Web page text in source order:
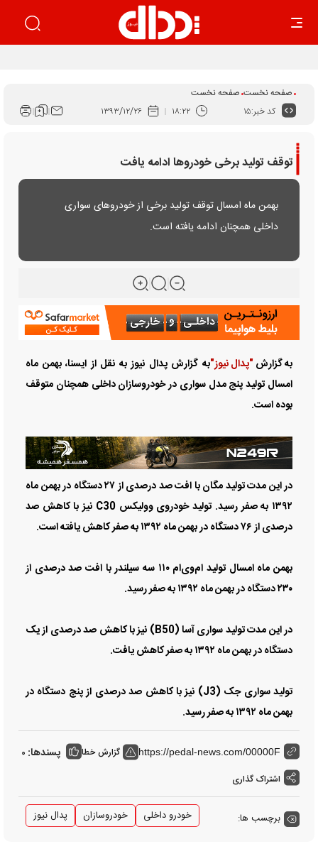
صفحه نخست صفحه نخست
کد خبر:۱۵ ۱۸:۲۲ ۱۳۹۳/۱۲/۲۶
توقف تولید برخی خودروها ادامه یافت
بهمن ماه امسال توقف تولید برخی از خودروهای سواری
داخلی همچنان ادامه یافته است.
به گزارش"پدال نیوز"به گزارش پدال نیوز به نقل از ایسنا، بهمن ماه
امسال تولید پنج مدل سواری در خودروسازان داخلی همچنان متوقف
بوده است.
در این مدت تولید مگان با افت صد درصدی از ۲۷ دستگاه در بهمن ماه
۱۳۹۲ به صفر رسید. تولید خودروی وولیکس C30 نیز با کاهش صد
درصدی از ۷۶ دستگاه در بهمن ماه ۱۳۹۲ به صفر کاهش یافته است.
بهمن ماه امسال تولید ام‌وی‌ام ۱۱۰ سه سیلندر با افت صد درصدی از
۲۳۰ دستگاه در بهمن ماه ۱۳۹۲ به صفر رسید.
در این مدت تولید سواری آسا (B50) نیز با کاهش صد درصدی از یک
دستگاه در بهمن ماه ۱۳۹۲ به صفر کاهش یافت.
تولید سواری جک (J3) نیز با کاهش صد درصدی از پنج دستگاه در
بهمن ماه ۱۳۹۲ به صفر رسید.
https://pedal-news.com/00000F گزارش خطا پسندها: 0
اشتراک گذاری
برچسب ها: خودرو داخلی خودروسازان پدال نیوز